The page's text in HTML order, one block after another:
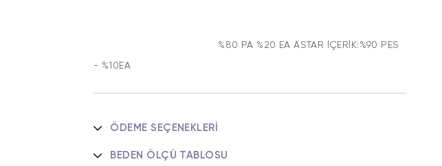
%80 PA %20 EA ASTAR İÇERİK:%90 PES
- %10EA
ÖDEME SEÇENEKLERI
BEDEN ÖLÇÜ TABLOSU